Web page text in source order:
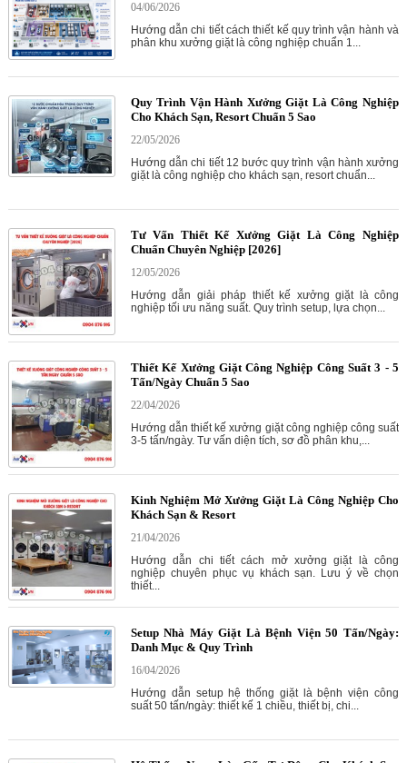
04/06/2026
Hướng dẫn chi tiết cách thiết kế quy trình vận hành và
phân khu xưởng giặt là công nghiệp chuẩn 1...
Quy Trình Vận Hành Xưởng Giặt Là Công Nghiệp
Cho Khách Sạn, Resort Chuẩn 5 Sao
22/05/2026
Hướng dẫn chi tiết 12 bước quy trình vận hành xưởng
giặt là công nghiệp cho khách sạn, resort chuẩn...
Tư Vấn Thiết Kế Xưởng Giặt Là Công Nghiệp
Chuẩn Chuyên Nghiệp [2026]
12/05/2026
Hướng dẫn giải pháp thiết kế xưởng giặt là công
nghiệp tối ưu năng suất. Quy trình setup, lựa chọn...
Thiết Kế Xưởng Giặt Công Nghiệp Công Suất 3 - 5
Tấn/Ngày Chuẩn 5 Sao
22/04/2026
Hướng dẫn thiết kế xưởng giặt công nghiệp công suất
3-5 tấn/ngày. Tư vấn diện tích, sơ đồ phân khu,...
Kinh Nghiệm Mở Xưởng Giặt Là Công Nghiệp Cho
Khách Sạn & Resort
21/04/2026
Hướng dẫn chi tiết cách mở xưởng giặt là công
nghiệp chuyên phục vụ khách sạn. Lưu ý về chọn
thiết...
Setup Nhà Máy Giặt Là Bệnh Viện 50 Tấn/Ngày:
Danh Mục & Quy Trình
16/04/2026
Hướng dẫn setup hệ thống giặt là bệnh viện công
suất 50 tấn/ngày: thiết kế 1 chiều, thiết bị, chi...